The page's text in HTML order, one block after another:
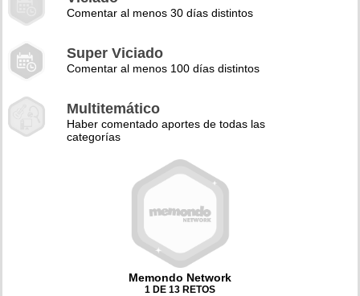
Comentar al menos 30 días distintos
Super Viciado
Comentar al menos 100 días distintos
Multitemático
Haber comentado aportes de todas las
categorías
Memondo Network
1 DE 13 RETOS